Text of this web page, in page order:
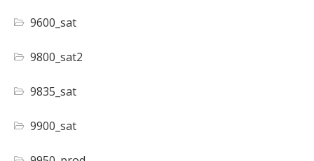
9600_sat
9800_sat2
9835_sat
9900_sat